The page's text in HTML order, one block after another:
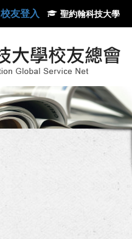
校友登入 聖約翰科技大學